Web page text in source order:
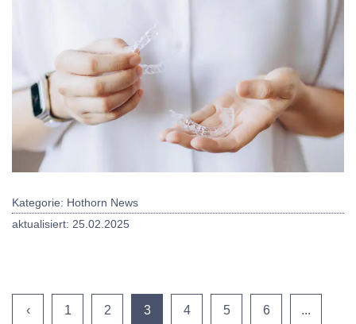
Kategorie: Hothorn News
aktualisiert: 25.02.2025
‹ 1 2 3 4 5 6 ...